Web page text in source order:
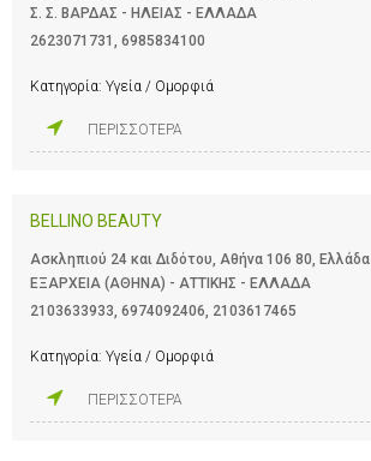
Σ. Σ. ΒΑΡΔΑΣ - ΗΛΕΙΑΣ - ΕΛΛΑΔΑ
2623071731 , 6985834100
Κατηγορία: Υγεία / Ομορφιά
ΠΕΡΙΣΣΟΤΕΡΑ
BELLINO BEAUTY
Ασκληπιού 24 και Διδότου, Αθήνα 106 80, Ελλάδα
ΕΞΑΡΧΕΙΑ (ΑΘΗΝΑ) - ΑΤΤΙΚΗΣ - ΕΛΛΑΔΑ
2103633933, 6974092406, 2103617465
Κατηγορία: Υγεία / Ομορφιά
ΠΕΡΙΣΣΟΤΕΡΑ